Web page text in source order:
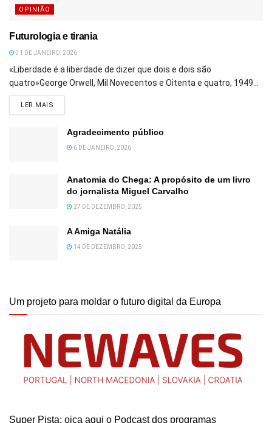
OPINIÃO
Futurologia e tirania
31 DE JANEIRO, 2026
«Liberdade é a liberdade de dizer que dois e dois são
quatro»George Orwell, Mil Novecentos e Oitenta e quatro, 1949...
LER MAIS
Agradecimento público
6 DE JANEIRO, 2026
Anatomia do Chega: A propósito de um livro
do jornalista Miguel Carvalho
27 DE DEZEMBRO, 2025
A Amiga Natália
14 DE DEZEMBRO, 2025
Um projeto para moldar o futuro digital da Europa
Super Pista: oiça aqui o Podcast dos programas